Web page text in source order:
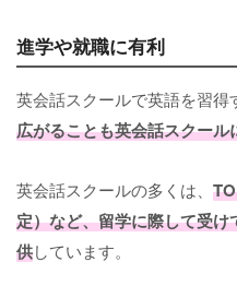
進学や就職に有利
英会話スクールで英語を習得
広がることも英会話スクール
英会話スクールの多くは、
定）など、留学に際して受
供しています。